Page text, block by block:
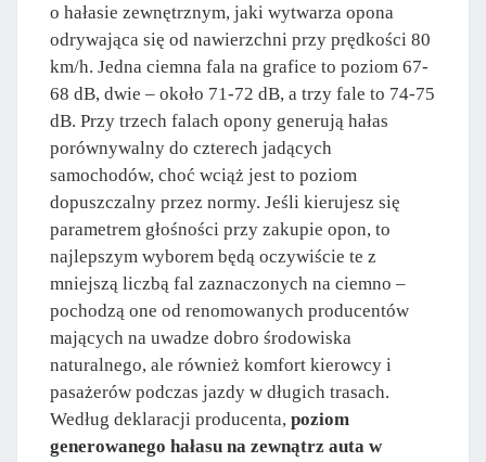
o hałasie zewnętrznym, jaki wytwarza opona
odrywająca się od nawierzchni przy prędkości 80
km/h. Jedna ciemna fala na grafice to poziom 67-
68 dB, dwie – około 71-72 dB, a trzy fale to 74-75
dB. Przy trzech falach opony generują hałas
porównywalny do czterech jadących
samochodów, choć wciąż jest to poziom
dopuszczalny przez normy. Jeśli kierujesz się
parametrem głośności przy zakupie opon, to
najlepszym wyborem będą oczywiście te z
mniejszą liczbą fal zaznaczonych na ciemno –
pochodzą one od renomowanych producentów
mających na uwadze dobro środowiska
naturalnego, ale również komfort kierowcy i
pasażerów podczas jazdy w długich trasach.
Według deklaracji producenta, poziom
generowanego hałasu na zewnątrz auta w